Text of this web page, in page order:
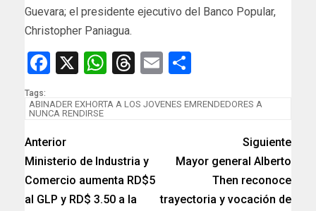
Guevara; el presidente ejecutivo del Banco Popular,
Christopher Paniagua.
Facebook
X WhatsApp
Threads
Email
Tags:
ABINADER EXHORTA A LOS JOVENES EMRENDEDORES A
NUNCA RENDIRSE
Anterior
Ministerio de Industria y
Comercio aumenta RD$5
al GLP y RD$ 3.50 a la
Siguiente
Mayor general Alberto
Then reconoce
trayectoria y vocación de